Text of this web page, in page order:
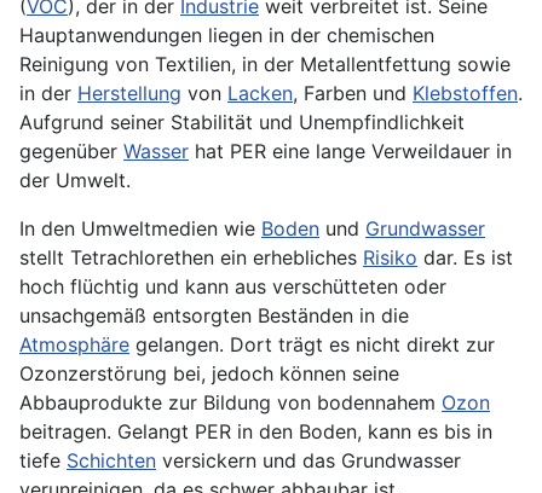
(VOC), der in der Industrie weit verbreitet ist. Seine
Hauptanwendungen liegen in der chemischen
Reinigung von Textilien, in der Metallentfettung sowie
in der Herstellung von Lacken, Farben und Klebstoffen.
Aufgrund seiner Stabilität und Unempfindlichkeit
gegenüber Wasser hat PER eine lange Verweildauer in
der Umwelt.
In den Umweltmedien wie Boden und Grundwasser
stellt Tetrachlorethen ein erhebliches Risiko dar. Es ist
hoch flüchtig und kann aus verschütteten oder
unsachgemäß entsorgten Beständen in die
Atmosphäre gelangen. Dort trägt es nicht direkt zur
Ozonzerstörung bei, jedoch können seine
Abbauprodukte zur Bildung von bodennahem Ozon
beitragen. Gelangt PER in den Boden, kann es bis in
tiefe Schichten versickern und das Grundwasser